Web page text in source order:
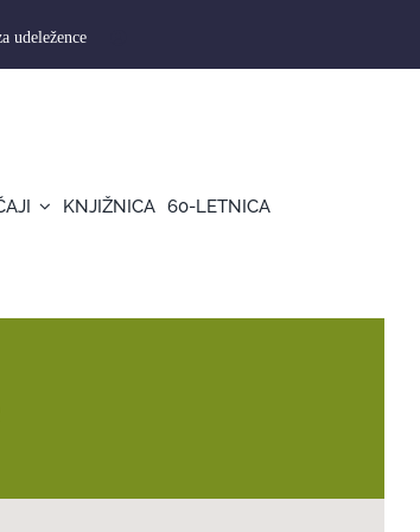
udeležence
KNJIŽNICA 60-LETNICA